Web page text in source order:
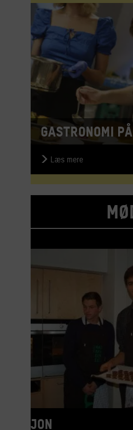
Gastronomi
Læs mere
Jon